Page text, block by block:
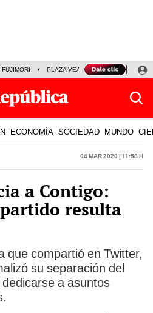
FUJIMORI PLAZA VEA FERIADOS
ECONOMÍA SOCIEDAD MUNDO
04 Mar 2020 | 11:58 h
a Contigo:
resulta
que compartió en Twitter,
su separación del
a asuntos